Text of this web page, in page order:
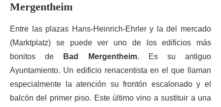
Mergentheim
Entre las plazas Hans-Heinrich-Ehrler y la del mercado
(Marktplatz) se puede ver uno de los edificios más
bonitos de
Bad Mergentheim. Es su antiguo
Ayuntamiento. Un edificio renacentista en el que llaman
especialmente la atención su frontón escalonado y el
balcón del primer piso. Este último vino a sustituir a una